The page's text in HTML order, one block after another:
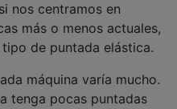
nos centramos en
más o menos actuales,
de puntada elástica.
máquina varía mucho.
tenga pocas puntadas